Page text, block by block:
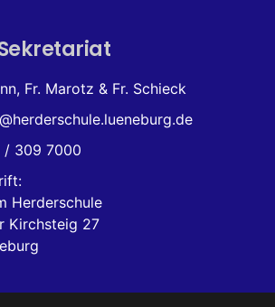
Fr. Marotz & Fr. Schieck
/ 309 7000
Herderschule
Kirchsteig 27